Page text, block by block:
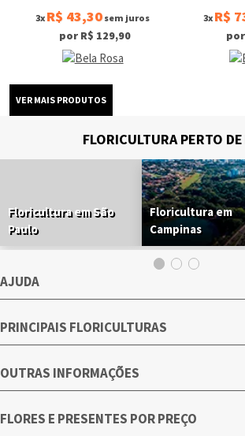
3x R$ 43,30 sem juros
por R$ 129,90
3x R$
FLORICULTURA PERTO
Floricultura em São
Paulo
Floricultura em
Campinas
AJUDA
PRINCIPAIS FLORICULTURAS
OUTRAS INFORMAÇÕES
FLORES E PRESENTES POR PREÇO